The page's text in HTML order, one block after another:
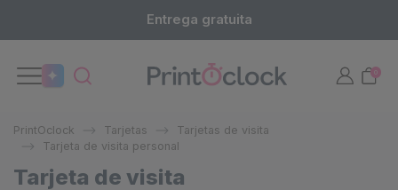
Entrega gratuita
0
PrintOclock Tarjetas
Tarjetas de visita
Tarjeta de visita personal
Tarjeta de visita